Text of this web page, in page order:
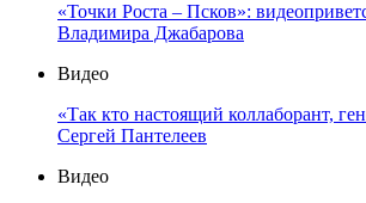
«Точки Роста – Псков»:
Владимира Джабарова
Видео
«Так кто настоящий коллаборант,
Сергей Пантелеев
Видео